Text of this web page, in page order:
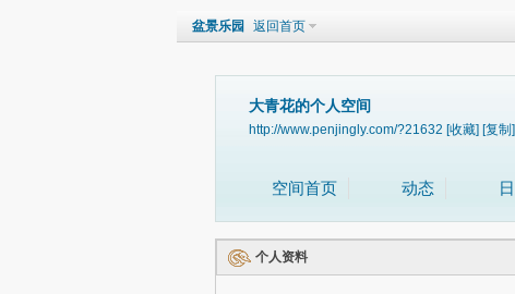
盆景乐园 返回首页
大青花的个人空间
http://www.penjingly.com/?21632 [收藏] [复制]
空间首页 动态
个人资料